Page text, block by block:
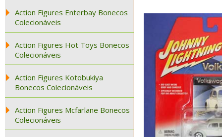
Action Figures Enterbay Bonecos
Colecionáveis
Action Figures Hot Toys Bonecos
Colecionáveis
Action Figures Kotobukiya
Bonecos Colecionáveis
Action Figures Mcfarlane Bonecos
Colecionáveis